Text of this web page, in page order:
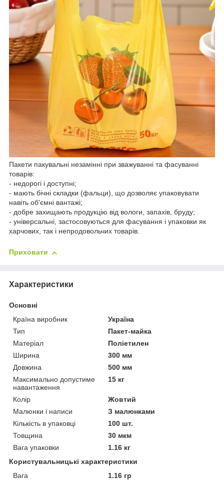
Пакети пакувальні незамінні при зважуванні та фасуванні
товарів:
- недорогі і доступні;
- мають бічні складки (фальци), що дозволяє упаковувати
навіть об'ємні вантажі;
- добре захищають продукцію від вологи, запахів, бруду;
- універсальні, застосовуються для фасування і упаковки як
харчових, так і непродовольчих товарів.
Приховати
Характеристики
Основні
Країна виробник
Україна
Тип
Пакет-майка
Матеріал
Поліетилен
Ширина
300 мм
Довжина
500 мм
Максимально допустиме
навантаження
15 кг
Колір
Жовтий
Малюнки і написи
З малюнками
Кількість в упаковці
100 шт.
Товщина
30 мкм
Вага упаковки
1.16 кг
Користувальницькі характеристики
Вага
1.16 гр